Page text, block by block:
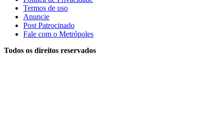
Termos de uso
Anuncie
Post Patrocinado
Fale com o Metrópoles
Todos os direitos reservados